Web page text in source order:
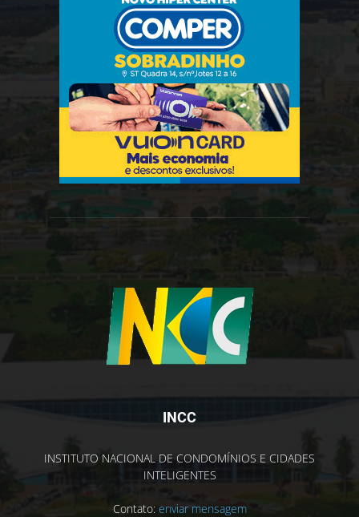
INCC
INSTITUTO NACIONAL DE CONDOMÍNIOS E CIDADES
INTELIGENTES
Contato: enviar mensagem